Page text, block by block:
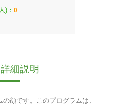
人)： 0
細説明
顔です。このプログラムは、